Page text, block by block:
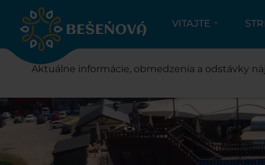
VITAJTE
Aktuálne informácie, obmedzenia a odstávky